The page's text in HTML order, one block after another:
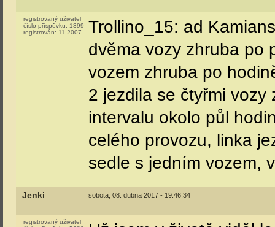
registrovaný uživatel
číslo příspěvku: 1399
registrován: 11-2007
Trollino_15: ad
dvěma vozy zhruba po
vozem zhruba po
2 jezdila se čtyřmi
intervalu okolo půl
celého provozu, linka
sedle s jedním vozem,
Jenki sobota, 08. dubna 2017 - 19:46:34
registrovaný uživatel